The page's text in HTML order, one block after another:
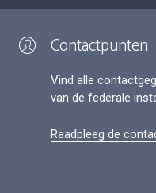
Contactpunten
Vind alle
van de federale
Raadpleeg de